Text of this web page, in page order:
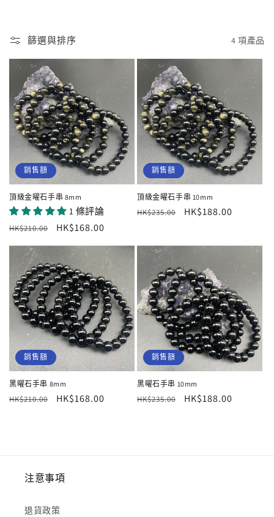
篩選與排序 4 項產品
銷售額
頂級金曜石手串 8mm
1 條評論
定
價
HK$210.00
售
價
HK$168.00
銷售額
頂級金曜石手串 10mm
定
HK$235.00
售
HK$188.00
銷售額
黑曜石手串 8mm
定
HK$210.00
售
HK$168.00
銷售額
黑曜石手串 10mm
定
HK$235.00
售
HK$188.00
注意事項
退貨政策